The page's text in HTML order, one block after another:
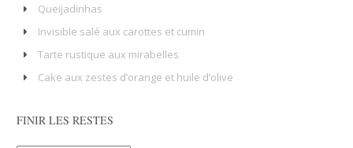
Queijadinhas
Invisible salé aux carottes et cumin
Tarte rustique aux mirabelles
Cake aux zestes d’orange et huile d’olive
FINIR LES RESTES